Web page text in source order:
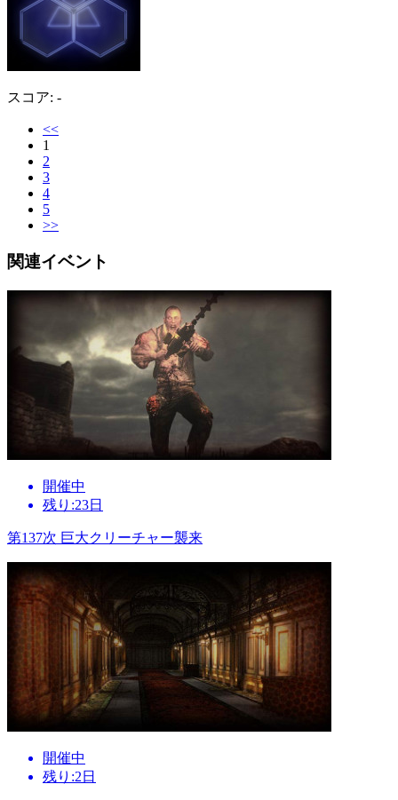
スコア: -
<<
1
2
3
4
5
>>
関連イベント
開催中
残り:23日
第137次 巨大クリーチャー襲来
開催中
残り:2日